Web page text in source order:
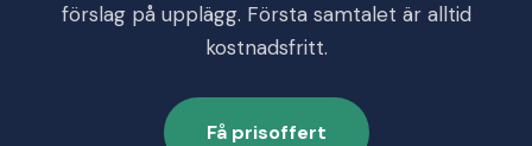
förslag på upplägg. Första samtalet är alltid
kostnadsfritt.
Få prisoffert